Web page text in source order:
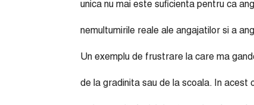
unica nu mai este suficienta pentru ca
nemultumirile reale ale angajatilor si a
Un exemplu de frustrare la care ma
de la gradinita sau de la scoala. In